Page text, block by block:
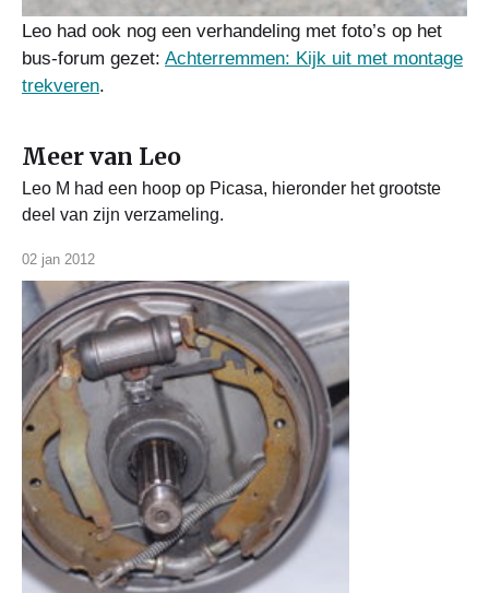
Leo had ook nog een verhandeling met foto’s op het
bus-forum gezet: Achterremmen: Kijk uit met montage
trekveren.
Meer van Leo
Leo M had een hoop op Picasa, hieronder het grootste
deel van zijn verzameling.
02 jan 2012